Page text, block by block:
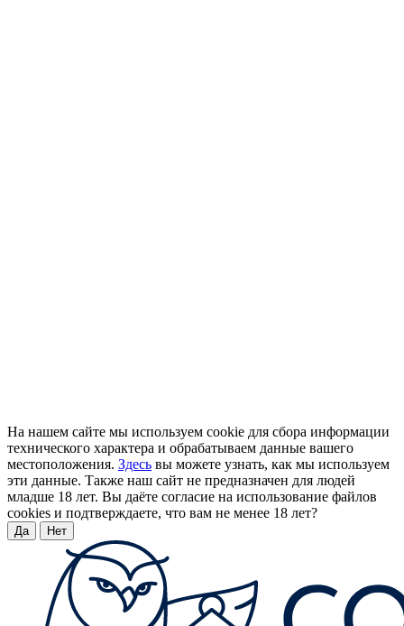
На нашем сайте мы используем cookie для сбора информации
технического характера и обрабатываем данные вашего
местоположения. Здесь вы можете узнать, как мы используем
эти данные. Также наш сайт не предназначен для людей
младше 18 лет. Вы даёте согласие на использование файлов
cookies и подтверждаете, что вам не менее 18 лет?
Да Нет